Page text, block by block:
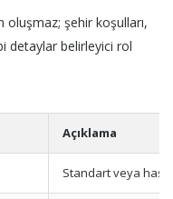
oluşmaz; şehir koşulları,
detaylar belirleyici rol
Açıklama
Standart veya